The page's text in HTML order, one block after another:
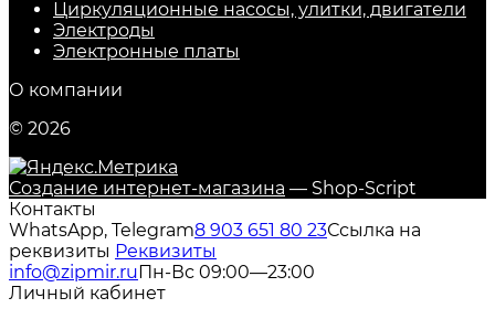
Циркуляционные насосы, улитки, двигатели
Электроды
Электронные платы
О компании
© 2026
Создание интернет-магазина — Shop-Script
Контакты
WhatsApp, Telegram8 903 651 80 23Ссылка на
реквизиты Реквизиты
info@zipmir.ru Пн-Вс 09:00—23:00
Личный кабинет